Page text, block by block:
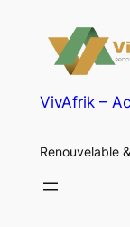
VivAfrik –
Renouvelable